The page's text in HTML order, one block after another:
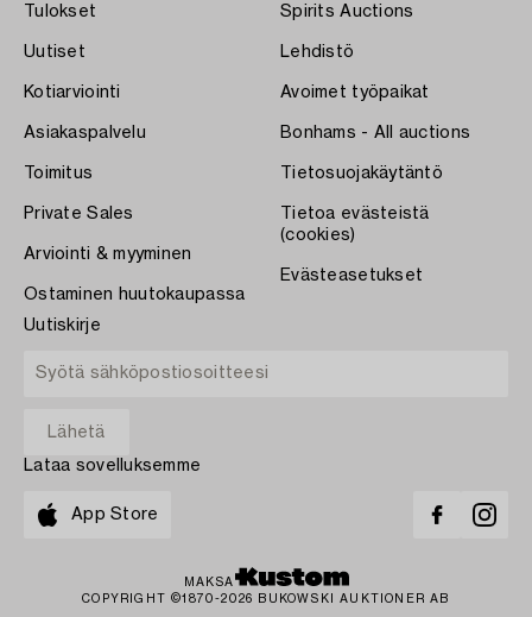
Tulokset
Uutiset
Kotiarviointi
Asiakaspalvelu
Toimitus
Private Sales
Arviointi & myyminen
Ostaminen huutokaupassa
Spirits Auctions
Lehdistö
Avoimet työpaikat
Bonhams - All auctions
Tietosuojakäytäntö
Tietoa evästeistä
(cookies)
Evästeasetukset
Uutiskirje
Lataa sovelluksemme
App Store
MAKSA
COPYRIGHT ©1870-2026 BUKOWSKI AUKTIONER AB